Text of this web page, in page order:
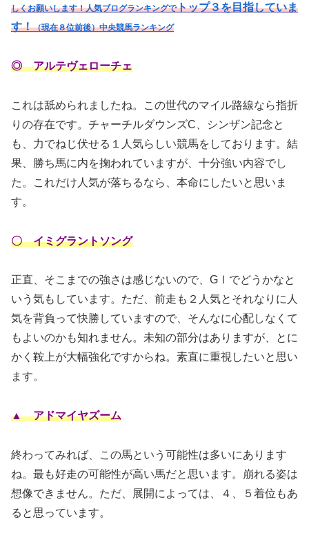
しくお願いします！人気ブログランキングでトップ３を目指していま
す！（現在８位前後）中央競馬ランキング
◎ アルテヴェローチェ
これは舐められましたね。この世代のマイル路線なら指折
りの存在です。チャーチルダウンズC、シンザン記念と
も、力でねじ伏せる１人気らしい競馬をしております。結
果、勝ち馬に内を掬われていますが、十分強い内容でし
た。これだけ人気が落ちるなら、本命にしたいと思いま
す。
〇 イミグラントソング
正直、そこまでの強さは感じないので、GⅠでどうかなと
いう気もしています。ただ、前走も２人気とそれなりに人
気を背負って快勝していますので、そんなに心配しなくて
もよいのかも知れません。未知の部分はありますが、とに
かく鞍上が大幅強化ですからね。素直に重視したいと思い
ます。
▲ アドマイヤズーム
終わってみれば、この馬という可能性は多いにあります
ね。最も好走の可能性が高い馬だと思います。崩れる姿は
想像できません。ただ、展開によっては、４、５着位もあ
ると思っています。